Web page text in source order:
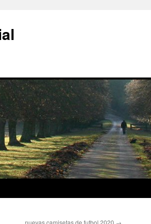
nuevas camisetas de futbol 2020 →